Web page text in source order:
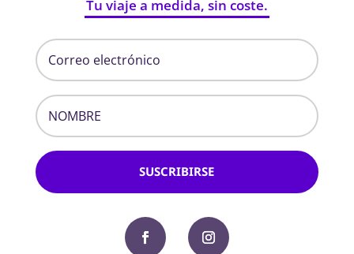
Tu viaje a medida, sin coste.
SUSCRIBIRSE